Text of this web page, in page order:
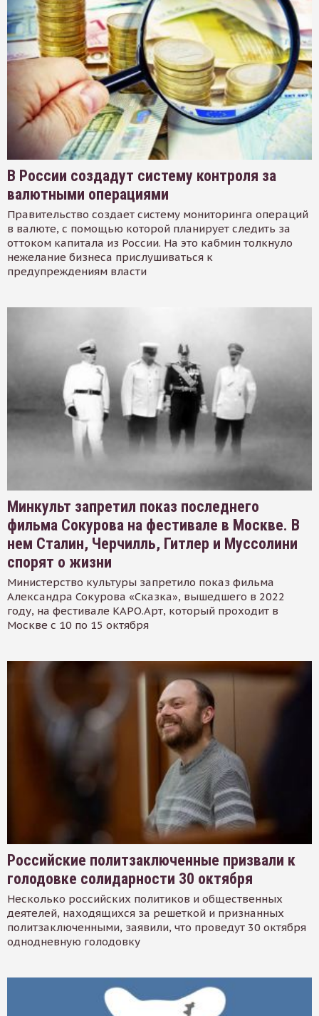
В России создадут систему контроля за
валютными операциями
Правительство создает систему мониторинга операций
в валюте, с помощью которой планирует следить за
оттоком капитала из России. На это кабмин толкнуло
нежелание бизнеса прислушиваться к
предупреждениям власти
Минкульт запретил показ последнего
фильма Сокурова на фестивале в Москве. В
нем Сталин, Черчилль, Гитлер и Муссолини
спорят о жизни
Министерство культуры запретило показ фильма
Александра Сокурова «Сказка», вышедшего в 2022
году, на фестивале КАРО.Арт, который проходит в
Москве с 10 по 15 октября
Российские политзаключенные призвали к
голодовке солидарности 30 октября
Несколько российских политиков и общественных
деятелей, находящихся за решеткой и признанных
политзаключенными, заявили, что проведут 30 октября
однодневную голодовку